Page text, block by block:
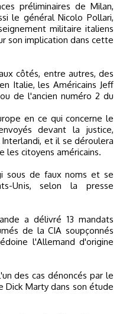
préliminaires de Milan,
le général Nicolo Pollari,
militaire italiens
son implication dans cette
côtés, entre autres, des
Italie, les Américains Jeff
de l'ancien numéro 2 du
en ce qui concerne le
devant la justice,
et il se déroulera
les citoyens américains.
sous de faux noms et se
Unis, selon la presse
a délivré 13 mandats
de la CIA soupçonnés
l'Allemand d'origine
des cas dénoncés par le
Dick Marty dans son étude